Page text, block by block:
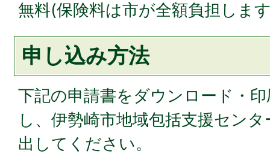
無料(保険料は市が全額負担しま
申し込み方法
下記の申請書をダウンロード・
し、伊勢崎市地域包括支援セン
出してください。